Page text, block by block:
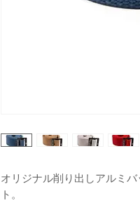
オリジナル削り出しアルミ
ト。